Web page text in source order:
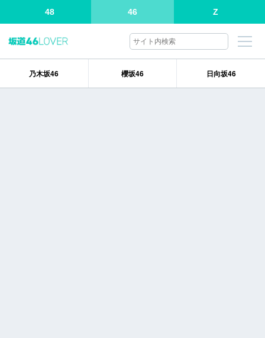
48 46 Z
乃木坂46 櫻坂46 日向坂46